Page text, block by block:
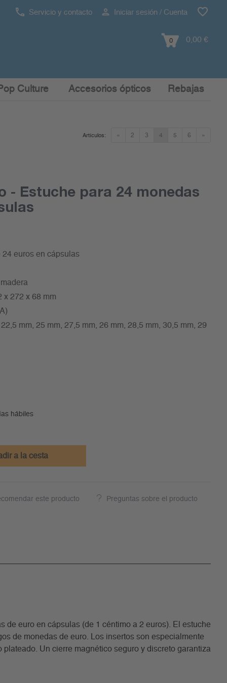
Servicio y contacto Iniciar sesión / Cuenta
0 0,00 €
Culture Accesorios ópticos Rebajas
« 2 3 4 5 6 »
Artículos:
- Estuche para 24 monedas
24 euros en cápsulas
x 272 x 68 mm
mm, 25 mm, 27,5 mm, 26 mm, 28,5 mm, 30,5 mm, 29
hábiles
a la cesta
este producto Preguntas sobre el producto
de euro en cápsulas (de 1 céntimo a 2 euros). El estuche
de monedas de euro. Los insertos son especialmente
Un cierre magnético seguro y discreto garantiza